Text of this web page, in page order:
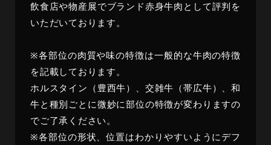
飲食店や物産展でブランド赤身牛肉として評判を
いただいております 。
※各部位の肉質や味の特徴は一般的な牛肉の特徴
を記載しております 。
ホルスタイン（豊西牛）、交雑牛（帯広牛）、和
牛と種別ごとに微妙に部位の特徴が変わりますの
でご了承ください 。
※各部位の形状、位置はわかりやすいようにデフ